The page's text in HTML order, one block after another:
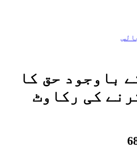
باوجود حق کا
کی رکاوٹ